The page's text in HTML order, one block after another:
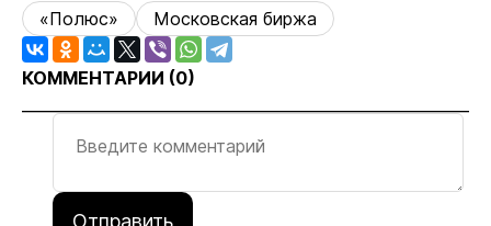
«Полюс» Московская биржа
КОММЕНТАРИИ (0)
Отправить